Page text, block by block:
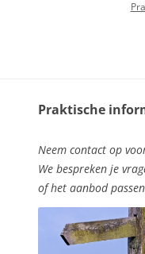
Praktische
Neem contact op
We bespreken je
of het aanbod